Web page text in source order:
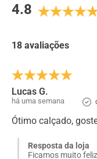
derramado somado ao
com elástico, facilitando o
ESPECIFICAÇÕES:
Couro
Sapatenis
Acabamento:Natural
Forro:Nylon
:Micro Expandido
4.8
18 avaliações
Lucas G.
há uma semana
Ótimo calçado,
Resposta da loja
Ficamos muito